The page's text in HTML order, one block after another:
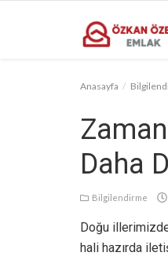
Sektörel Bilgiler
Anasayfa
Daha
Bilgilendirme
Doğu
hali hazırda